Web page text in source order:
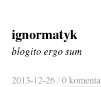
Skip
to
ignormatyk
blogito ergo sum
2013-12-26/0